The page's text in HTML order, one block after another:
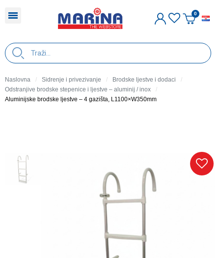
Naslovna Sidrenje i privezivanje
Brodske ljestve i dodaci
Odstranjive brodske stepenice i ljestve – aluminij / inox
Aluminijske brodske ljestve – 4 gazišta, L1100×W350mm